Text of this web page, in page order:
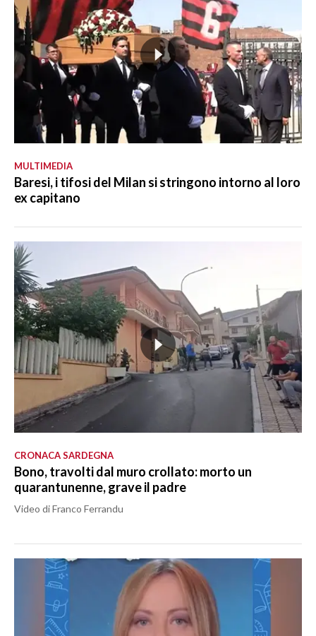
MULTIMEDIA
Baresi, i tifosi del Milan si stringono intorno al loro
ex capitano
CRONACA SARDEGNA
Bono, travolti dal muro crollato: morto un
quarantunenne, grave il padre
Video di Franco Ferrandu